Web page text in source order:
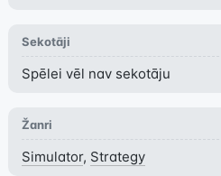
Sekotāji
Spēlei vēl nav sekotāju
Žanri
Simulator, Strategy